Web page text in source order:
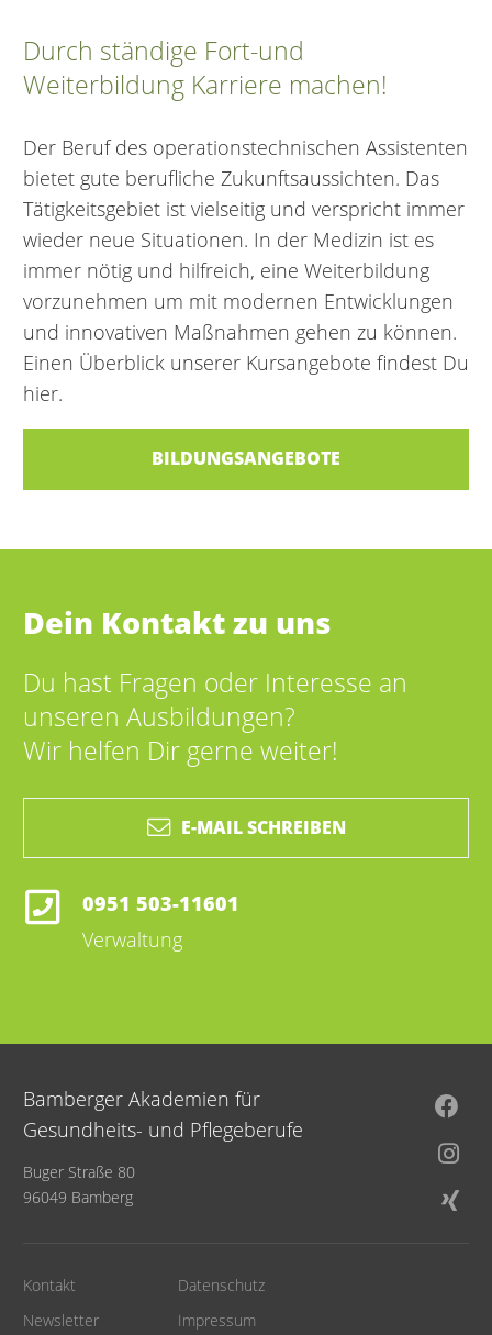
Durch ständige Fort-und
Weiterbildung Karriere machen!
Der Beruf des operationstechnischen Assistenten
bietet gute berufliche Zukunftsaussichten. Das
Tätigkeitsgebiet ist vielseitig und verspricht immer
wieder neue Situationen. In der Medizin ist es
immer nötig und hilfreich, eine Weiterbildung
vorzunehmen um mit modernen Entwicklungen
und innovativen Maßnahmen gehen zu können.
Einen Überblick unserer Kursangebote findest Du
hier.
BILDUNGSANGEBOTE
Dein Kontakt zu uns
Du hast Fragen oder Interesse an
unseren Ausbildungen?
Wir helfen Dir gerne weiter!
E-MAIL SCHREIBEN
0951 503-11601
Verwaltung
Bamberger Akademien für
Gesundheits- und Pflegeberufe
Buger Straße 80
96049 Bamberg
Kontakt
Newsletter
Datenschutz
Impressum